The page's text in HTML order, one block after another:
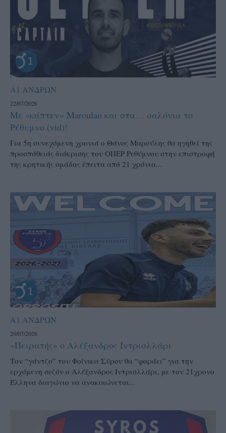
Α1 ΑΝΔΡΩΝ
22/07/2026
Με «κάπτεν» Maroulao και στα… σαλόνια το
Ρέθυμνο (vid)!
Για 5η συνεχόμενη χρονιά ο Θάνος Μαρούλης θα ηγηθεί της
προσπάθειάς διάκρισης του ΟΠΕΡ Ρεθύμνου στην επιστροφή
της κρητικής ομάδας έπειτα από 21 χρόνια...
Α1 ΑΝΔΡΩΝ
20/07/2026
«Πειρατής» ο Αλέξανδρος Ιντρισλλάρι
Τον “γάντζο” του Φοίνικα Σύρου θα “φοράει” για την
ερχόμενη σεζόν ο Αλέξανδρος Ιντρισλλάρι, με τον 21χρονο
Έλληνα διαγώνιο να ανακοιώνεται...